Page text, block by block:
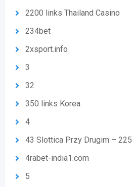
2200 links Thailand Casino
234bet
2xsport.info
3
32
350 links Korea
4
43 Slottica Przy Drugim – 225
4rabet-india1.com
5